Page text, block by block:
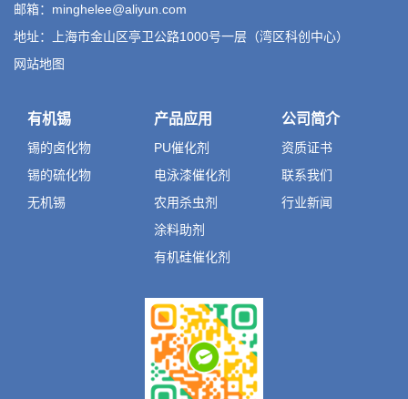
邮箱：minghelee@aliyun.com
地址：上海市金山区亭卫公路1000号一层（湾区科创中心）
网站地图
有机锡
锡的卤化物
锡的硫化物
无机锡
产品应用
PU催化剂
电泳漆催化剂
农用杀虫剂
涂料助剂
有机硅催化剂
公司简介
资质证书
联系我们
行业新闻